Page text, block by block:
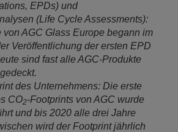
EPDs) und
(Life Cycle Assessments):
AGC Glass Europe begann im
Veröffentlichung der ersten EPD
sind fast alle AGC-Produkte
des Unternehmens: Die erste
CO2-Footprints von AGC wurde
und bis 2020 alle drei Jahre
wird der Footprint jährlich